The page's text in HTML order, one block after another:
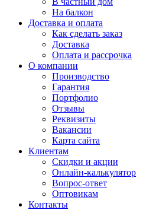
На балкон
Доставка и оплата
Как сделать заказ
Доставка
Оплата и рассрочка
О компании
Производство
Гарантия
Портфолио
Отзывы
Реквизиты
Вакансии
Карта сайта
Клиентам
Скидки и акции
Онлайн-калькулятор
Вопрос-ответ
Оптовикам
Контакты